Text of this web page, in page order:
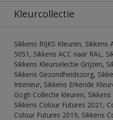
Kleurcollectie
Sikkens RIJKS Kleuren,
5051, Sikkens ACC naar RAL,
Sikkens Kleurselectie Grijzen,
Sikkens Gezondheidszorg,
Interieur, Sikkens Erkende
Gogh Collectie kleuren,
Sikkens Colour Futures 2021,
Colour Futures 2019, Sikkens